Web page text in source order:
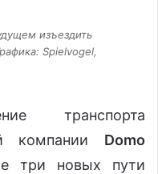
изъездить
Spielvogel,
транспорта
компании Domo
три новых пути